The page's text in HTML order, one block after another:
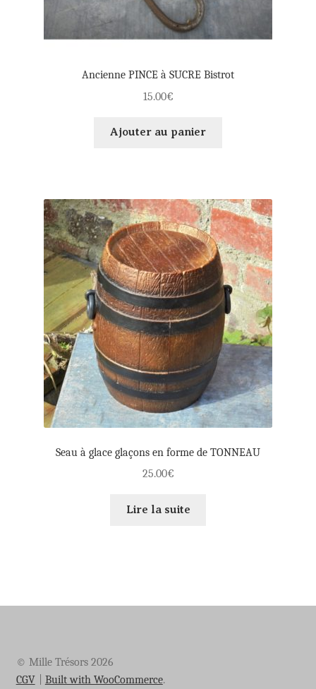
Ancienne PINCE à SUCRE Bistrot
15.00€
Ajouter au panier
Seau à glace glaçons en forme de TONNEAU
25.00€
Lire la suite
© Mille Trésors 2026
CGV
Built with WooCommerce.